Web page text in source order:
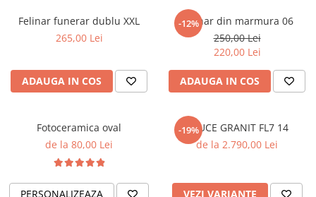
Placa memoriala
Placute ABS personalizate
marmura
Felinar funerar dublu XXL
265,00 Lei
ADAUGA IN COS
-12%
Felinar din marmura 06
250,00 Lei
220,00 Lei
ADAUGA IN COS
Fotoceramica oval
de la 80,00 Lei
PERSONALIZEAZA
-19%
CRUCE GRANIT FL7 14
de la 2.790,00 Lei
VEZI VARIANTE